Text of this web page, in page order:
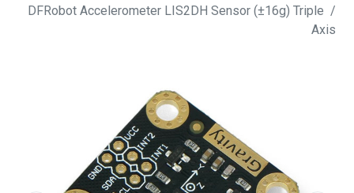
DFRobot Accelerometer LIS2DH Sensor (±16g) Triple
Axis